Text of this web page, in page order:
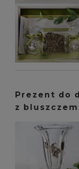
Prezent do
z bluszczem